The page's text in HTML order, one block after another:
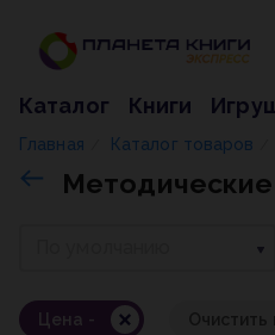
Каталог Книги
Главная Каталог товаров
Цена -